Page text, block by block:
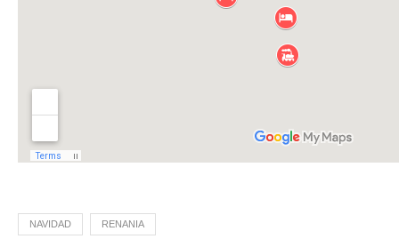
NAVIDAD RENANIA